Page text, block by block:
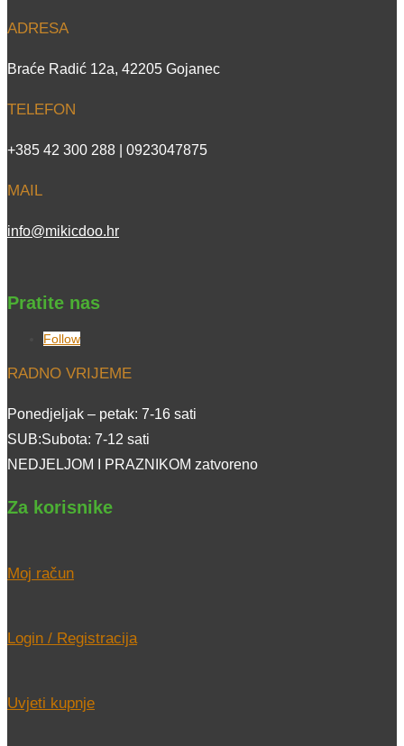
ADRESA
Braće Radić 12a, 42205 Gojanec
TELEFON
+385 42 300 288 | 0923047875
MAIL
info@mikicdoo.hr
Pratite nas
Follow
RADNO VRIJEME
Ponedjeljak – petak: 7-16 sati
SUB:Subota: 7-12 sati
NEDJELJOM I PRAZNIKOM zatvoreno
Za korisnike
Moj račun
Login / Registracija
Uvjeti kupnje